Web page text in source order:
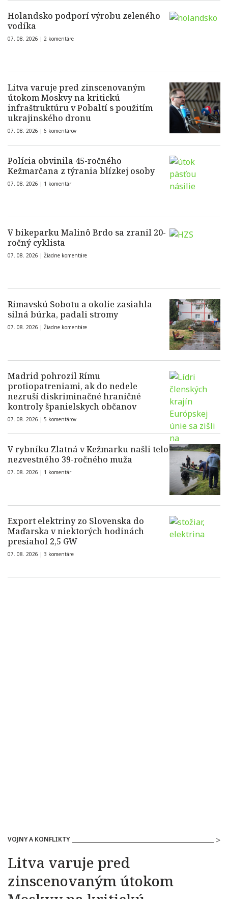
Holandsko podporí výrobu zeleného
vodíka
07. 08. 2026 | 2 komentáre
Litva varuje pred zinscenovaným
útokom Moskvy na kritickú
infraštruktúru v Pobaltí s použitím
ukrajinského dronu
07. 08. 2026 | 6 komentárov
Polícia obvinila 45-ročného
Kežmarčana z týrania blízkej osoby
07. 08. 2026 | 1 komentár
V bikeparku Malinô Brdo sa zranil 20-
ročný cyklista
07. 08. 2026 | Žiadne komentáre
Rimavskú Sobotu a okolie zasiahla
silná búrka, padali stromy
07. 08. 2026 | Žiadne komentáre
Madrid pohrozil Rímu
protiopatreniami, ak do nedele
nezruší diskriminačné hraničné
kontroly španielskych občanov
07. 08. 2026 | 5 komentárov
V rybníku Zlatná v Kežmarku našli telo
nezvestného 39-ročného muža
07. 08. 2026 | 1 komentár
Export elektriny zo Slovenska do
Maďarska v niektorých hodinách
presiahol 2,5 GW
07. 08. 2026 | 3 komentáre
VOJNY A KONFLIKTY
Litva varuje pred
zinscenovaným útokom